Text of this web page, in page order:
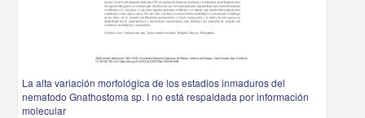
La alta variación morfológica de los estadios inmaduros del
nematodo Gnathostoma sp. I no está respaldada por información
molecular